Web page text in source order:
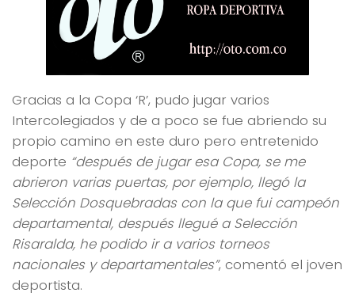
Gracias a la Copa ‘R’, pudo jugar varios
Intercolegiados y de a poco se fue abriendo su
propio camino en este duro pero entretenido
deporte “después de jugar esa Copa, se me
abrieron varias puertas, por ejemplo, llegó la
Selección Dosquebradas con la que fui campeón
departamental, después llegué a Selección
Risaralda, he podido ir a varios torneos
nacionales y departamentales”, comentó el joven
deportista.